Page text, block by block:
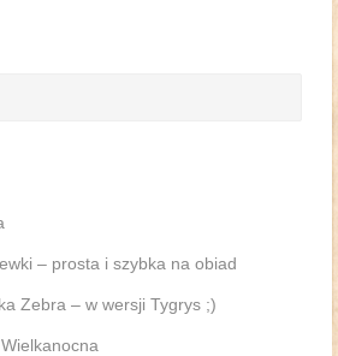
– prosta i szybka na obiad
Zebra – w wersji Tygrys ;)